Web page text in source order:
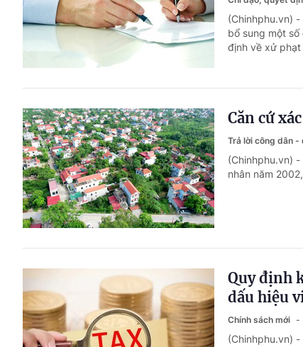
(Chinhphu.vn)
bổ sung một
định về xử
Căn cứ
Trả lời công dân -
(Chinhphu.vn)
nhân năm
Quy định
dấu hiệu
Chính sách mới
(Chinhphu.vn)